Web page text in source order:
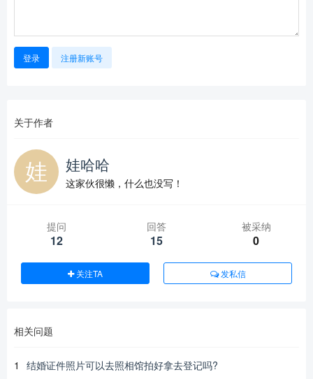
登录 注册新账号
关于作者
娃哈哈
这家伙很懒，什么也没写！
提问
12
回答
15
被采纳
0
关注TA 发私信
相关问题
1
结婚证件照片可以去照相馆拍好拿去登记吗?